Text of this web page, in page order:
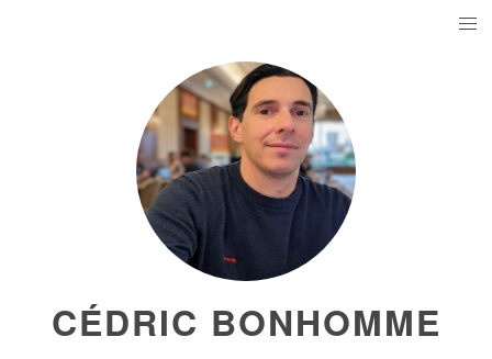
CÉDRIC BONHOMME